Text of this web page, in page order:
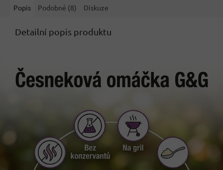
Popis Podobné (8) Diskuze
Detailní popis produktu